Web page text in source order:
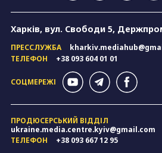
Харків, вул. Свободи 5,
ПРЕССЛУЖБА
ТЕЛЕФОН
+38 093 604 01 01
СОЦМЕРЕЖІ
ПРОДЮСЕРСЬКИЙ ВІДДІЛ
ukraine.media.centre.kyiv@gmail.com
ТЕЛЕФОН
+38 093 667 12 95